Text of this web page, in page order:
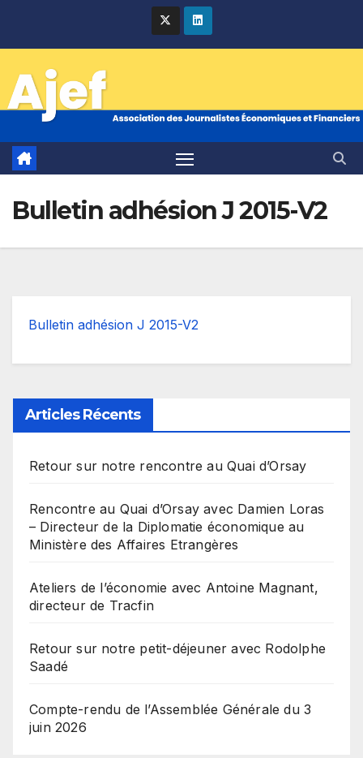
Bulletin adhésion J 2015-V2
Bulletin adhésion J 2015-V2
Articles Récents
Retour sur notre rencontre au Quai d’Orsay
Rencontre au Quai d’Orsay avec Damien Loras
– Directeur de la Diplomatie économique au
Ministère des Affaires Etrangères
Ateliers de l’économie avec Antoine Magnant,
directeur de Tracfin
Retour sur notre petit-déjeuner avec Rodolphe
Saadé
Compte-rendu de l’Assemblée Générale du 3
juin 2026